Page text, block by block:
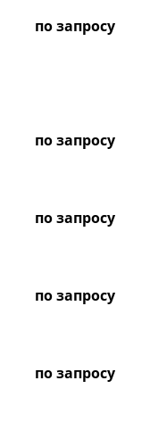
по запросу
по запросу
по запросу
по запросу
по запросу